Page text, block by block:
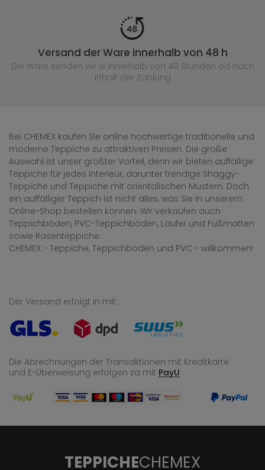
Versand der Ware innerhalb von 48 h
Die Ware senden wir w innerhalb von 48 Stunden od nach
Erhalt der Zahlung
Bei CHEMEX kaufen Sie online hochwertige traditionelle und
moderne Teppiche zu attraktiven Preisen. Die große
Auswahl ist unser größter Vorteil, denn wir bieten auffällige
Teppiche für jedes Interieur, darunter trendige Shaggy-
Teppiche und Teppiche mit orientalischen Mustern. Doch
ein auffälliger Teppich ist nicht alles, was Sie in unserem
Online-Shop bestellen können. Wir verkaufen auch
Teppichböden, PVC-Teppichböden, Läufer und Fußmatten
sowie Rasenteppiche.
CHEMEX - Teppiche, Teppichböden und PVC - willkommen!
Der Versand erfolgt in mit:
Die Abrechnungen der Transaktionen mit Kreditkarte
und E-Überweisung erfolgen za mit PayU
TEPPICHECHEMEX